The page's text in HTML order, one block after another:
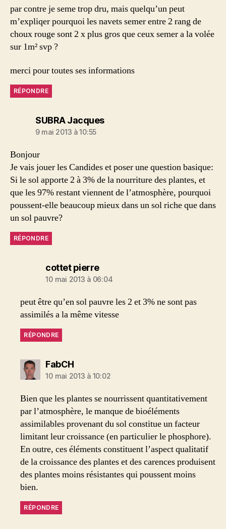
par contre je seme trop dru, mais quelqu’un peut
m’expliqer pourquoi les navets semer entre 2 rang de
choux rouge sont 2 x plus gros que ceux semer a la volée
sur 1m² svp ?
merci pour toutes ses informations
RÉPONDRE
SUBRA Jacquesdit :
9 mai 2013 à 10:55
Bonjour
Je vais jouer les Candides et poser une question basique:
Si le sol apporte 2 à 3% de la nourriture des plantes, et
que les 97% restant viennent de l’atmosphère, pourquoi
poussent-elle beaucoup mieux dans un sol riche que dans
un sol pauvre?
RÉPONDRE
cottet pierredit :
10 mai 2013 à 06:04
peut être qu’en sol pauvre les 2 et 3% ne sont pas
assimilés a la même vitesse
RÉPONDRE
FabCHdit :
10 mai 2013 à 10:02
Bien que les plantes se nourrissent quantitativement
par l’atmosphère, le manque de bioéléments
assimilables provenant du sol constitue un facteur
limitant leur croissance (en particulier le phosphore).
En outre, ces éléments constituent l’aspect qualitatif
de la croissance des plantes et des carences produisent
des plantes moins résistantes qui poussent moins
bien.
RÉPONDRE